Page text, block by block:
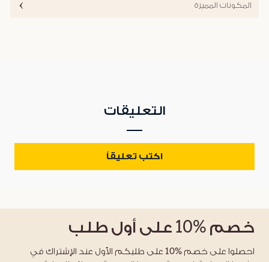
المكونات المميزة
التعليقات
اكتب تعليقاً
خصم %10 على أول طلب
احصلوا على خصم %10 على طلبكم الأول عند الإشتراك في